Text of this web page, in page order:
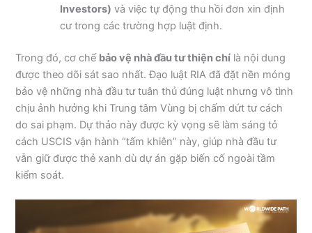
Investors) và việc tự động thu hồi đơn xin định
cư trong các trường hợp luật định.
Trong đó, cơ chế bảo vệ nhà đầu tư thiện chí là nội dung
được theo dõi sát sao nhất. Đạo luật RIA đã đặt nền móng
bảo vệ những nhà đầu tư tuân thủ đúng luật nhưng vô tình
chịu ảnh hưởng khi Trung tâm Vùng bị chấm dứt tư cách
do sai phạm. Dự thảo này được kỳ vọng sẽ làm sáng tỏ
cách USCIS vận hành “tấm khiên” này, giúp nhà đầu tư
vẫn giữ được thẻ xanh dù dự án gặp biến cố ngoài tầm
kiểm soát.